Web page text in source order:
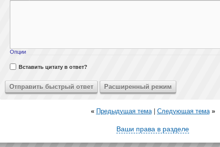
Опции
Вставить цитату в ответ?
« Предыдущая тема| Следующая тема »
Ваши права в разделе